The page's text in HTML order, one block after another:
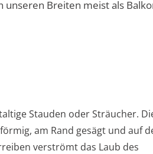
Breiten meist als
Stauden oder Sträucher.
am Rand gesägt und auf
verströmt das Laub des